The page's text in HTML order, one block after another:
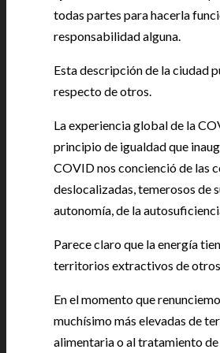
todas partes para hacerla
responsabilidad alguna.
Esta descripción de la ciudad
respecto de otros.
La experiencia global de la
principio de igualdad que
COVID nos concienció de las
deslocalizadas, temerosos de
autonomía, de la
Parece claro que la energía
territorios extractivos de otros
En el momento que
muchísimo más elevadas de
alimentaria o al tratamiento